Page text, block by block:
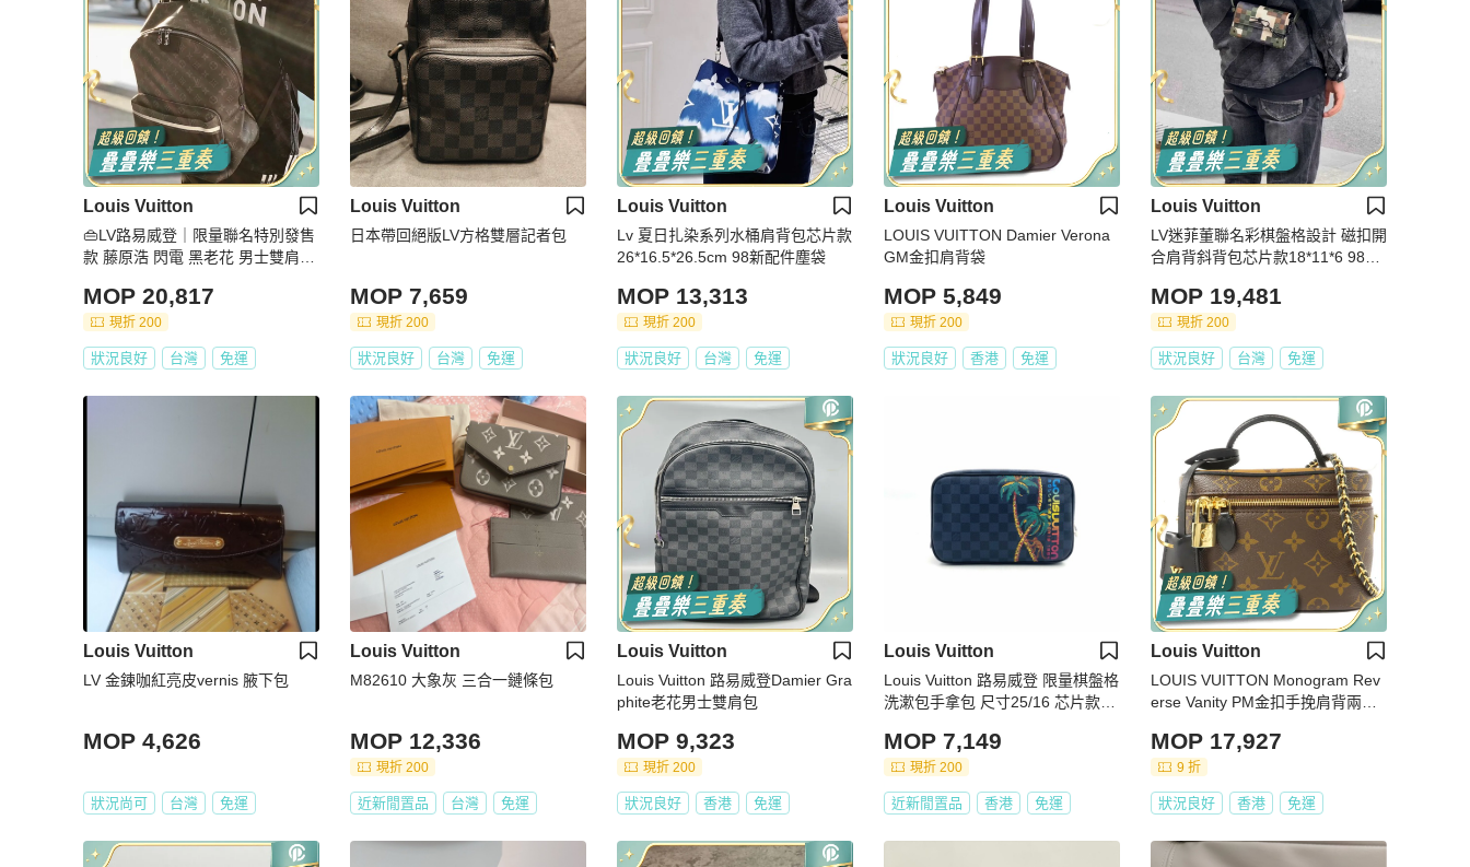
Louis Vuitton
👜LV路易威登｜限量聯名特別發售
款 藤原浩 閃電 黑老花 男士雙肩包
MOP 20,817
現折 200
狀況良好 台灣 免運
Louis Vuitton
日本帶回絕版LV方格雙層記者包
MOP 7,659
現折 200
狀況良好 台灣 免運
Louis Vuitton
Lv 夏日扎染系列水桶肩背包芯片款
26*16.5*26.5cm 98新配件塵袋
MOP 13,313
現折 200
狀況良好 台灣 免運
Louis Vuitton
LOUIS VUITTON Damier Verona
GM金扣肩背袋
MOP 5,849
現折 200
狀況良好 香港 免運
Louis Vuitton
LV迷菲董聯名彩棋盤格設計 磁扣開
合肩背斜背包芯片款18*11*6 98新
MOP 19,481
現折 200
狀況良好 台灣 免運
Louis Vuitton
LV 金鍊咖紅亮皮vernis 腋下包
MOP 4,626
狀況尚可 台灣 免運
Louis Vuitton
M82610 大象灰 三合一鏈條包
MOP 12,336
現折 200
近新閒置品 台灣 免運
Louis Vuitton
Louis Vuitton 路易威登Damier Gra
phite老花男士雙肩包
MOP 9,323
現折 200
狀況良好 香港 免運
Louis Vuitton
Louis Vuitton 路易威登 限量棋盤格
洗漱包手拿包 尺寸25/16 芯片款🈚
MOP 7,149
現折 200
近新閒置品 香港 免運
Louis Vuitton
LOUIS VUITTON Monogram Rev
erse Vanity PM金扣手挽肩背兩用
MOP 17,927
9 折
狀況良好 香港 免運